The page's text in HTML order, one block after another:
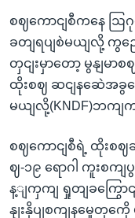
စဈကောငျစီကနေ
ခတျရပျစဲမယျလို့ ကွ
တှငျးမှာတော့ မွနျမ
ထိုးစဈ ဆငျနဆေဲအခွအ
မယျလို့(KNDF)ဘကျက
စဈကောငျစီရဲ့ ထိုးစဈ
ဈ-၁၉ ရောဂါ ကူးစက
န့ျကှကျ ရှုတျခကြွောင
နျးနှိပျစကျနမှေုတှကေို